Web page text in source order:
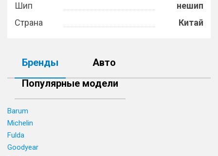
Шип
нешип
Страна
Китай
Бренды
Авто
Популярные модели
Barum
Michelin
Fulda
Goodyear